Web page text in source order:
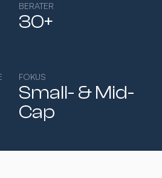
BERATER
30+
FOKUS
Small- & Mid-
Cap​